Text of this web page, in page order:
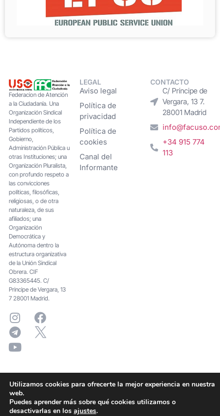
Federacion de Atención
a la Ciudadanía. Una
Organización Sindical
Independiente de los
Partidos políticos,
Gobierno,
Administración Pública u
otras Instituciones; una
Organización Pluralista,
con profundo respeto a
las convicciones
políticas, filosóficas,
religiosas, o de otra
naturaleza, de sus
afiliados; una
Organización
Democrática y
Autónoma dentro la
estructura organizativa
de la Unión Sindical
Obrera. CIF
G83365445. C/
Principe de Vergara, 13
7 28001 Madrid.
LEGAL
Aviso legal
Política de
privacidad
Política de
cookies
Canal del
Informante
CONTACTO
C/ Príncipe de
Vergara, 13 7.
28001 Madrid
+34 915 774
113
Utilizamos cookies para ofrecerte la mejor experiencia en nuestra
web.
Puedes aprender más sobre qué cookies utilizamos o
desactivarlas en los ajustes.